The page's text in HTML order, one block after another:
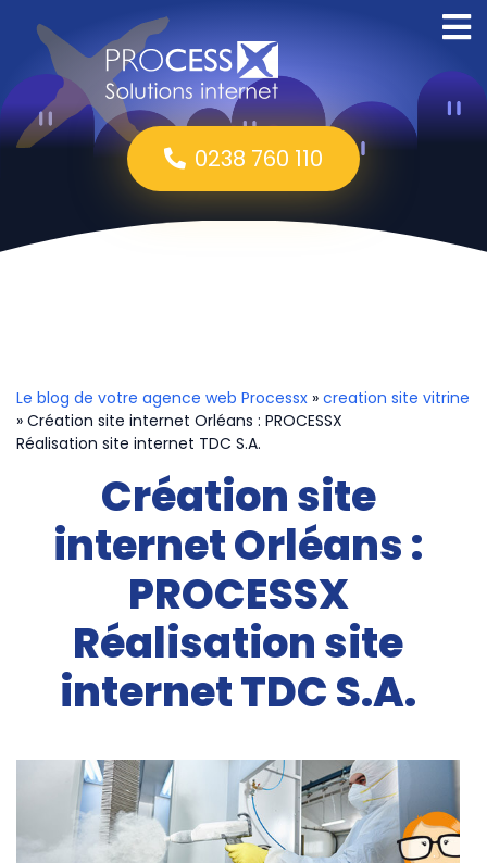
0238 760 110
Le blog de votre agence web Processx » creation site vitrine
» Création site internet Orléans : PROCESSX
Réalisation site internet TDC S.A.
Création site
internet Orléans :
PROCESSX
Réalisation site
internet TDC S.A.